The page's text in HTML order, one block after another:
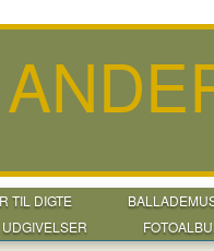
TIL DIGTE
UDGIVELSER